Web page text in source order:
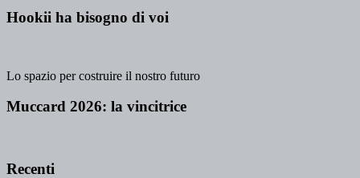
Hookii ha bisogno di voi
Lo spazio per costruire il nostro futuro
Muccard 2026: la vincitrice
Recenti